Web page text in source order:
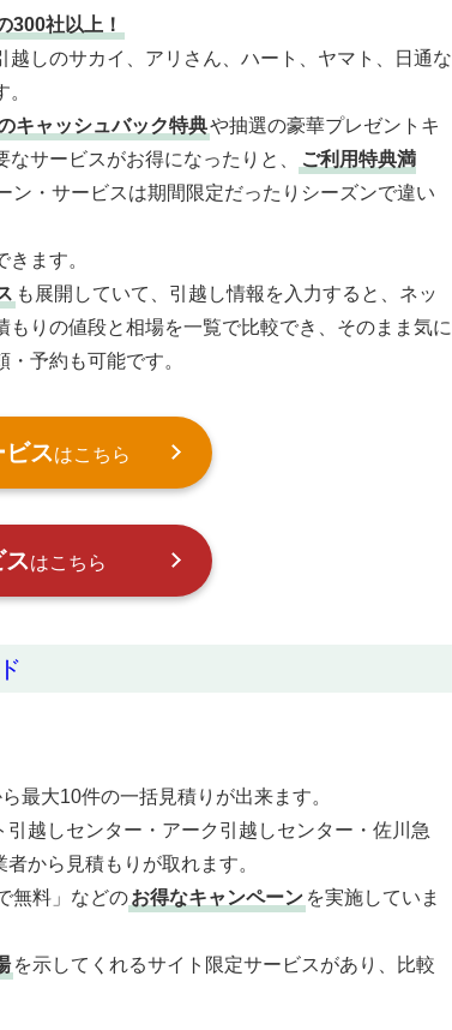
300社以上！
越しのサカイ、アリさん、ハート、ヤマト、日通な
キャッシュバック特典や抽選の豪華プレゼントキ
サービスがお得になったりと、
ご利用特典満
ン・サービスは期間限定だったりシーズンで違い
ます。
も展開していて、引越し情報を入力すると、ネッ
もりの値段と相場を一覧で比較でき、そのまま気に
予約も可能です。
ビスはこちら
はこちら
最大10件の一括見積りが出来ます。
越しセンター・アーク引越しセンター・佐川急
から見積もりが取れます。
無料」などのお得なキャンペーン を実施していま
を示してくれるサイト限定サービスがあり、比較